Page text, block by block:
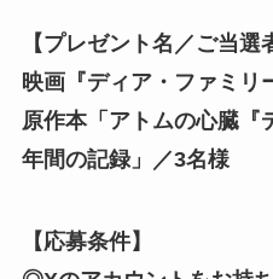
【プレゼント名／ご当選
映画『ディア・ファミリ
原作本「アトムの心臓『
年間の記録」／3名様
【応募条件】